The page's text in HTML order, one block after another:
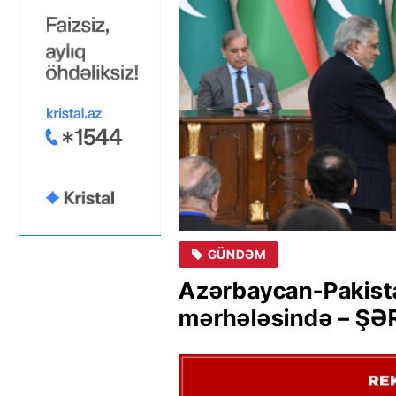
GÜNDƏM
Azərbaycan-
mərhələsində –